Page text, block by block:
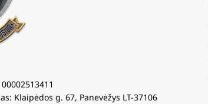
Klaipėdos g. 67, Panevėžys LT-37106